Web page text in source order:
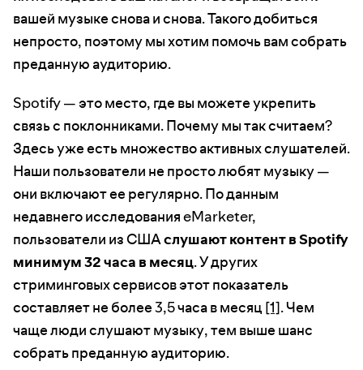
вашей музыке снова и снова. Такого добиться
непросто, поэтому мы хотим помочь вам собрать
преданную аудиторию.
Spotify — это место, где вы можете укрепить
связь с поклонниками. Почему мы так считаем?
Здесь уже есть множество активных слушателей.
Наши пользователи не просто любят музыку —
они включают ее регулярно. По данным
недавнего исследования eMarketer,
пользователи из СШАслушают контент в Spotify
минимум 32 часа в месяц. У других
стриминговых сервисов этот показатель
составляет не более 3,5 часа в месяц [1]. Чем
чаще люди слушают музыку, тем выше шанс
собрать преданную аудиторию.